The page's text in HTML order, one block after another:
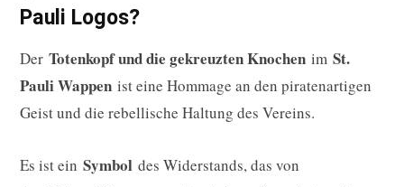
Pauli Logos?
Der Totenkopf und die gekreuzten Knochen im St.
Pauli Wappen ist eine Hommage an den piratenartigen
Geist und die rebellische Haltung des Vereins.
Es ist ein Symbol des Widerstands, das von